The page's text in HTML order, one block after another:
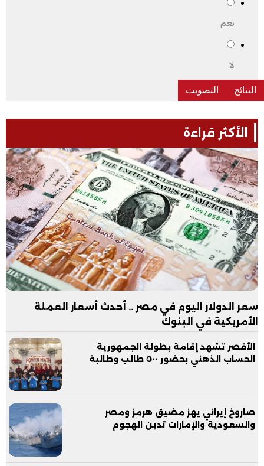
نعم
لا
الأكثر قراءة
سعر الدولار اليوم في مصر .. أحدث أسعار العملة
الأمريكية في البنوك
الأقصر تشهد إقامة بطولة الجمهورية
الحساب الذهني بحضور ٥٠٠ طالب وطالبة
صاروخ إيراني يهز مضيق هرمز ومصر
والسعودية والإمارات تدين الهجوم